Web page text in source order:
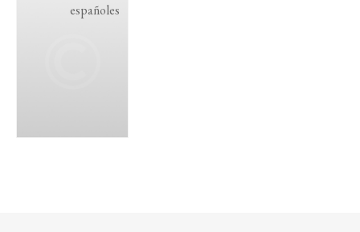
españoles